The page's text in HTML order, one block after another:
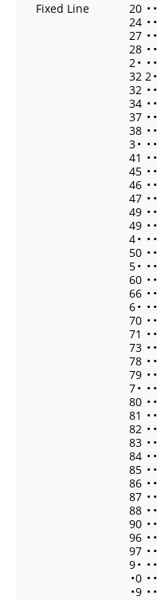
Fixed Line
20 • •
24 • •
27 • •
28 • •
2• • •
32 2•
32 • •
34 • •
37 • •
38 • •
3• • •
41 • •
45 • •
46 • •
47 • •
49 • •
49 • •
4• • •
50 • •
5• • •
60 • •
66 • •
6• • •
70 • •
71 • •
73 • •
78 • •
79 • •
7• • •
80 • •
81 • •
82 • •
83 • •
84 • •
85 • •
86 • •
87 • •
88 • •
90 • •
96 • •
97 • •
9• • •
•0 • •
•9 • •